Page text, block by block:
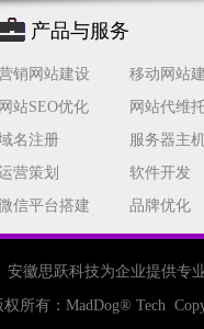
产品与服务
销网站建设
移动网站
网站SEO优化
网站代维
名注册
服务器主
营策划
软件开发
信平台搭建
品牌优化
安徽思跃科技为企业提供专
权所有： MadDog® Tech